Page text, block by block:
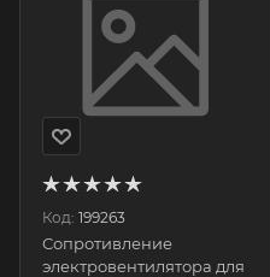
Код: 199263
Сопротивление
электровентилятора для